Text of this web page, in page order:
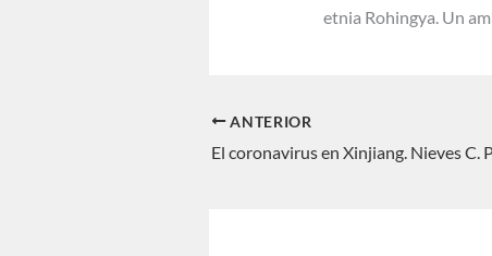
etnia Rohingya. Un
ANTERIOR
El coronavirus en Xinjiang. Nieves C.